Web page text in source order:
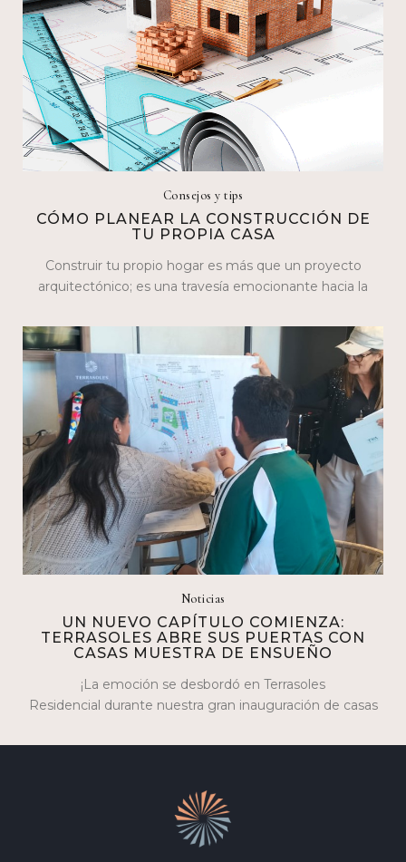
Consejos y tips
CÓMO PLANEAR LA CONSTRUCCIÓN DE
TU PROPIA CASA
Construir tu propio hogar es más que un proyecto
arquitectónico; es una travesía emocionante hacia la
Noticias
UN NUEVO CAPÍTULO COMIENZA:
TERRASOLES ABRE SUS PUERTAS CON
CASAS MUESTRA DE ENSUEÑO
¡La emoción se desbordó en Terrasoles
Residencial durante nuestra gran inauguración de casas